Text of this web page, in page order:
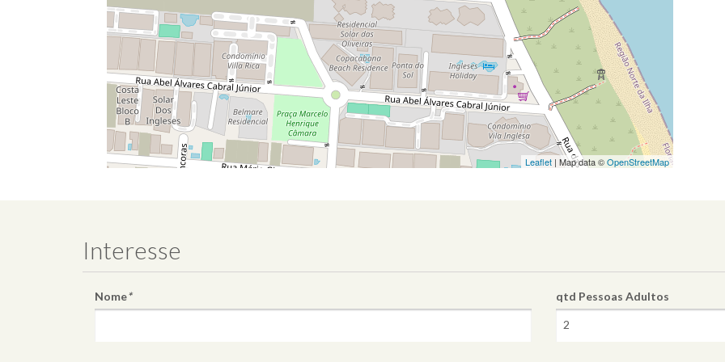
Leaflet | Map data ©OpenStreetMap
Interesse
Nome* qtd Pessoas Adultos